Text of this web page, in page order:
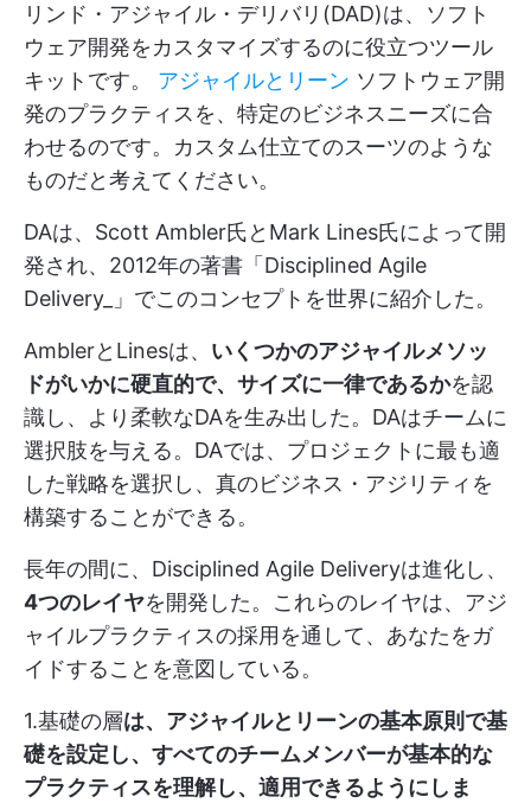
リンド・アジャイル・デリバリ(DAD)は、ソフト
ウェア開発をカスタマイズするのに役立つツール
キットです。 アジャイルとリーン ソフトウェア開
発のプラクティスを、特定のビジネスニーズに合
わせるのです。カスタム仕立てのスーツのような
ものだと考えてください。
DAは、Scott Ambler氏とMark Lines氏によって開
発され、2012年の著書「Disciplined Agile
Delivery_」でこのコンセプトを世界に紹介した。
AmblerとLinesは、 いくつかのアジャイルメソッ
ドがいかに硬直的で、サイズに一律であるかを認
識し、より柔軟なDAを生み出した。DAはチームに
選択肢を与える。DAでは、プロジェクトに最も適
した戦略を選択し、真のビジネス・アジリティを
構築することができる。
長年の間に、Disciplined Agile Deliveryは進化し、
4つのレイヤを開発した。これらのレイヤは、アジ
ャイルプラクティスの採用を通して、あなたをガ
イドすることを意図している。
1.基礎の層は、アジャイルとリーンの基本原則で基
礎を設定し、すべてのチームメンバーが基本的な
プラクティスを理解し、適用できるようにしま